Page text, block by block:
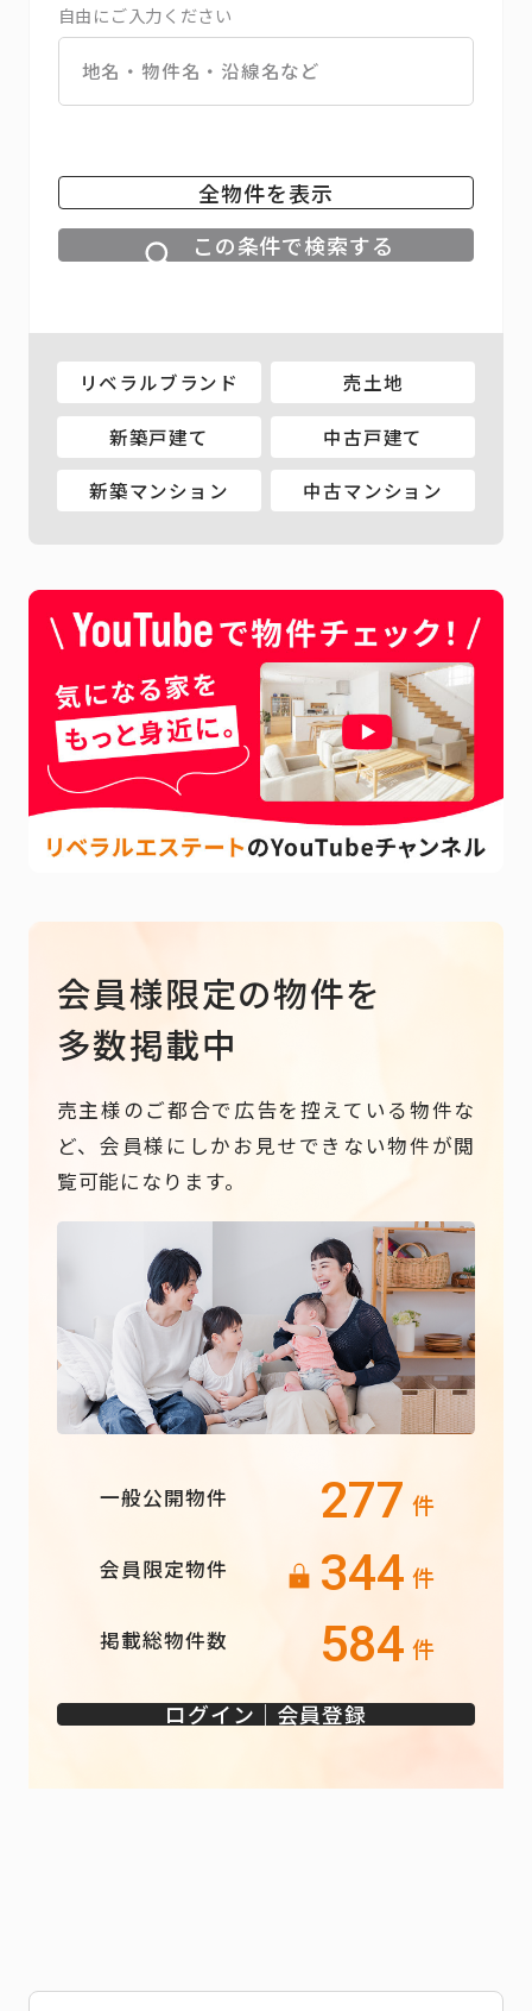
自由にご入力ください
全物件を表示
この条件で検索する
リベラルブランド 売土地
新築戸建て 中古戸建て
新築マンション 中古マンション
会員様限定の物件を
多数掲載中
売主様のご都合で広告を控えている物件な
ど、会員様にしかお見せできない物件が閲
覧可能になります。
一般公開物件 277 件
会員限定物件 344 件
掲載総物件数 584 件
ログイン｜会員登録